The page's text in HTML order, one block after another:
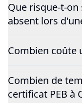
Que risque-t-on
absent lors
Combien coûte
Combien de
certificat PEB à